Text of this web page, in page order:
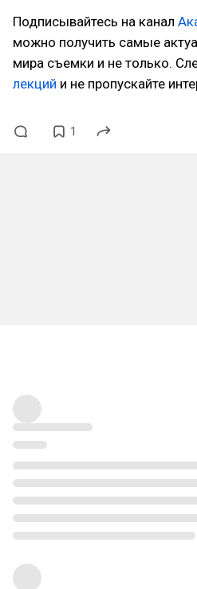
Подписывайтесь на канал
можно получить самые
мира съемки и не только.
лекций и не пропускайте
1